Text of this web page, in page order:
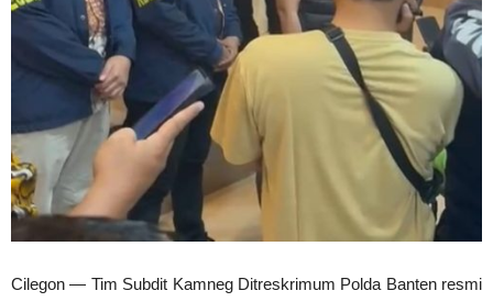
Cilegon — Tim Subdit Kamneg Ditreskrimum Polda Banten resmi